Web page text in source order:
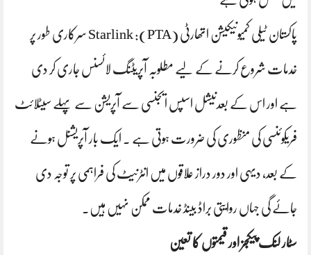
پاکستان ٹیلی کمیونیکیشن اتھارٹی (PTA): Starlink سرکاری طور پر
خدمات شروع کرنے کے لیے مطلوبہ آپریٹنگ لائسنس جاری کر دی
ہے اور اس کے بعدنیشل اسپس ایجنسی سے آپریشن سے پہلے سیٹلائٹ
فریکوئنسی کی منظوری کی ضرورت ہوتی ہے . ایک بار آپریشنل ہونے
کے بعد، دیہی اور دور دراز علاقوں میں انٹرنیٹ کی فراہمی پر توجہ دی
جائے گی جہاں روایتی براڈ بینڈ خدمات ممکن نہیں ہیں۔
سٹار لنک پیکجز اور قیمتوں کا تعین